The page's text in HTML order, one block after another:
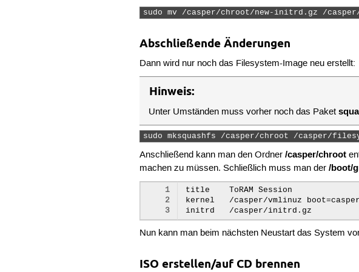
sudo mv /casper/chroot/new-initrd.gz /
Abschließende Änderungen
Dann wird nur noch das Filesystem-Image neu erstellt:
Hinweis:
Unter Umständen muss vorher noch das Paket
sudo mksquashfs /casper/chroot /casper/
Anschließend kann man den Ordner/casper/chroot
machen zu müssen. Schließlich muss man der/boot/
1
2
3
title    ToRAM Session
kernel   /casper/vmlinuz
Nun kann man beim nächsten Neustart das System
ISO erstellen/auf CD brennen